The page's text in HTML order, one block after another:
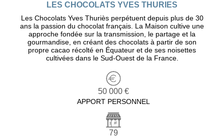
LES CHOCOLATS YVES THURIES
Les Chocolats Yves Thuriès perpétuent depuis plus de 30
ans la passion du chocolat français. La Maison cultive une
approche fondée sur la transmission, le partage et la
gourmandise, en créant des chocolats à partir de son
propre cacao récolté en Équateur et de ses noisettes
cultivées dans le Sud-Ouest de la France.
50 000 €
APPORT PERSONNEL
79